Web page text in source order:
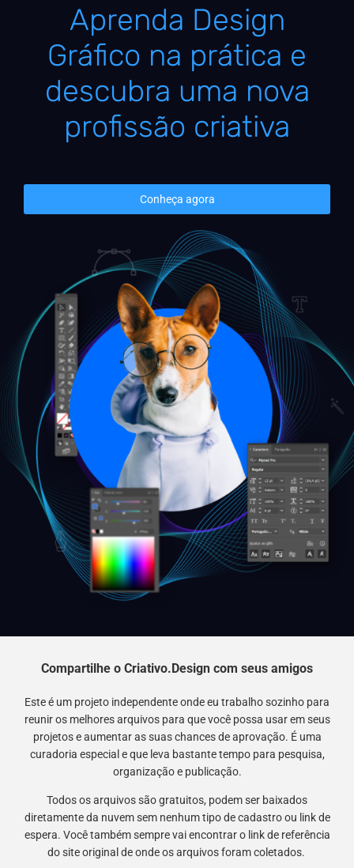
Aprenda Design
Gráfico na prática e
descubra uma nova
profissão criativa
Conheça agora
Compartilhe o Criativo.Design com seus amigos
Este é um projeto independente onde eu trabalho sozinho para
reunir os melhores arquivos para que você possa usar em seus
projetos e aumentar as suas chances de aprovação. É uma
curadoria especial e que leva bastante tempo para pesquisa,
organização e publicação.
Todos os arquivos são gratuitos, podem ser baixados
diretamente da nuvem sem nenhum tipo de cadastro ou link de
espera. Você também sempre vai encontrar o link de referência
do site original de onde os arquivos foram coletados.